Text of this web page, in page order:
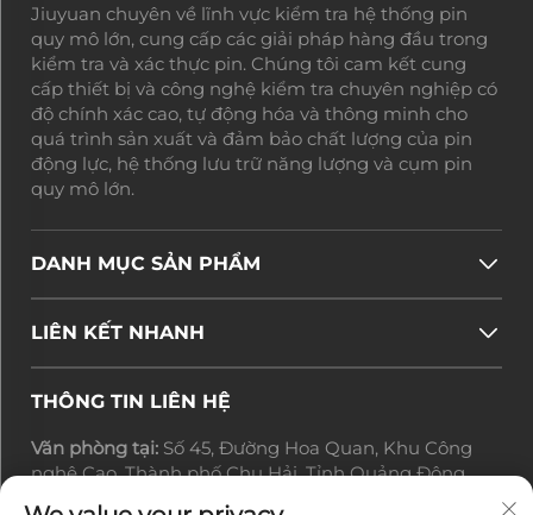
Jiuyuan chuyên về lĩnh vực kiểm tra hệ thống pin
quy mô lớn, cung cấp các giải pháp hàng đầu trong
kiểm tra và xác thực pin. Chúng tôi cam kết cung
cấp thiết bị và công nghệ kiểm tra chuyên nghiệp có
độ chính xác cao, tự động hóa và thông minh cho
quá trình sản xuất và đảm bảo chất lượng của pin
động lực, hệ thống lưu trữ năng lượng và cụm pin
quy mô lớn.
DANH MỤC SẢN PHẨM
LIÊN KẾT NHANH
THÔNG TIN LIÊN HỆ
Văn phòng tại: Số 45, Đường Hoa Quan, Khu Công
nghệ Cao, Thành phố Chu Hải, Tỉnh Quảng Đông,